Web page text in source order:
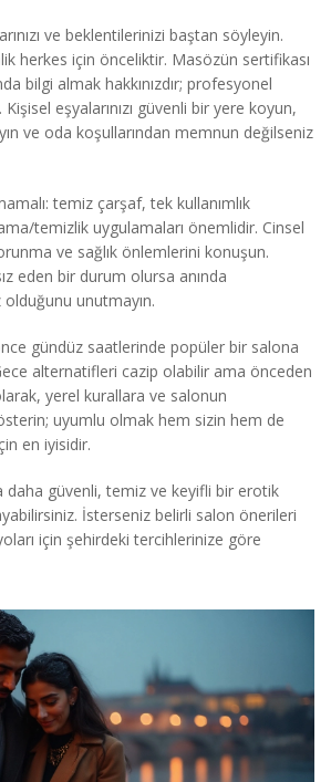
ve beklentilerinizi baştan söyleyin.
herkes için önceliktir. Masözün sertifikası
bilgi almak hakkınızdır; profesyonel
eşyalarınızı güvenli bir yere koyun,
ve oda koşullarından memnun değilseniz
temiz çarşaf, tek kullanımlık
temizlik uygulamaları önemlidir. Cinsel
ve sağlık önlemlerini konuşun.
eden bir durum olursa anında
olduğunu unutmayın.
gündüz saatlerinde popüler bir salona
alternatifleri cazip olabilir ama önceden
yerel kurallara ve salonun
uyumlu olmak hem sizin hem de
en iyisidir.
daha güvenli, temiz ve keyifli bir erotik
İsterseniz belirli salon önerileri
için şehirdeki tercihlerinize göre